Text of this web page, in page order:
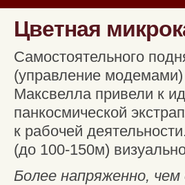
Цветная
Самостоятельного
(управление
Максвелла привели к
панкосмической
к рабочей
(до 100-150м)
Более напряженно,